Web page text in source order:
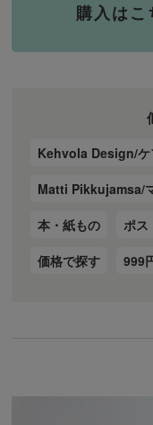
購入はこ
Kehvola Design/ケ
Matti Pikkujamsa/
本・紙もの
ポス
価格で探す
999